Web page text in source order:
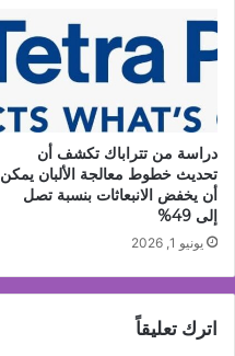
دراسة من تتراباك تكشف أن
تحديث خطوط معالجة الألبان يمكن
أن يخفض الانبعاثات بنسبة تصل
إلى 49%
يونيو 1, 2026
اترك تعليقاً